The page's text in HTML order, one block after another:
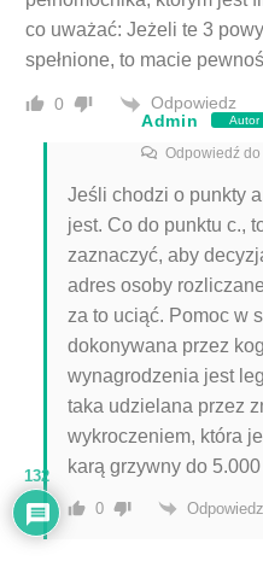
co uważać: Jeżeli te 3
spełnione, to macie
0
Odpowiedz
Admin
Autor
Odpowiedź do
Jeśli chodzi o punkty
jest. Co do punktu c.,
zaznaczyć, aby
adres osoby
za to uciąć. Pomoc w
dokonywana przez
wynagrodzenia jest
taka udzielana przez
wykroczeniem, która
karą grzywny do
0 Odpowiedz
132